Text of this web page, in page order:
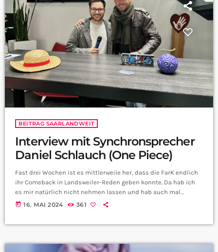
BEITRAG SAARLANDWEIT
Interview mit Synchronsprecher
Daniel Schlauch (One Piece)
Fast drei Wochen ist es mittlerweile her, dass die FarK endlich
ihr Comeback in Landsweiler-Reden geben konnte. Da hab ich
es mir natürlich nicht nehmen lassen und hab auch mal
vorbeigeschaut. Ihr kennt das ja, auf solchen Conventions
today 16. MAI 2024 361